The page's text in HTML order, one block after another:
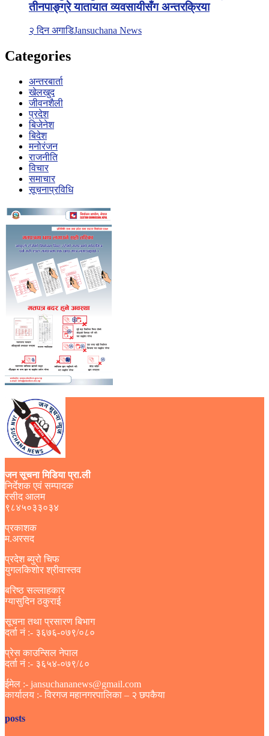
तीनपाङ्ग्रे यातायात व्यवसायीसँग अन्तरक्रिया
२ दिन अगाडिJansuchana News
Categories
अन्तरबार्ता
खेलखुद
जीवनशैली
प्रदेश
बिजेनेश
बिदेश
मनोरंजन
राजनीति
विचार
समाचार
सूचनाप्रविधि
जन सूचना मिडिया प्रा.ली
निर्देशक एवं सम्पादक
रसीद आलम
९८४५०३३०३४
प्रकाशक
म.अरसद
प्रदेश ब्युरो चिफ
युगलकिशोर श्रीवास्तव
बरिष्ठ सल्लाहकार
ग्यासुदिन ठकुराई
सूचना तथा प्रसारण बिभाग
दर्ता नं :- ३६७६-०७९/०८०
प्रेस काउन्सिल नेपाल
दर्ता नं :- ३६५४-०७९/८०
ईमेल :- jansuchananews@gmail.com
कार्यालय :- विरगज महानगरपालिका – २ छपकैया
posts